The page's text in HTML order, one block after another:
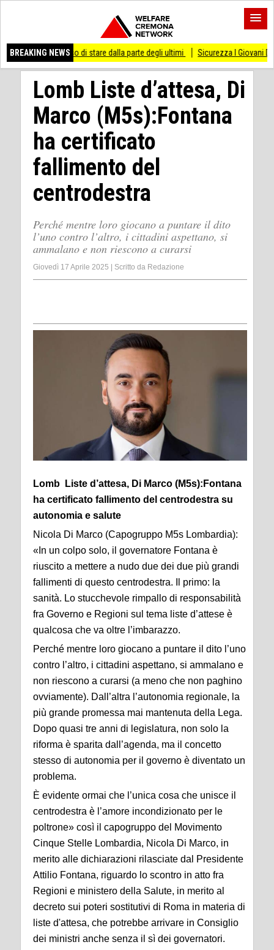
BREAKING NEWS
smesso di stare dalla parte degli ultimi Sicurezza I Giovani Democratici
Lomb Liste d’attesa, Di
Marco (M5s):Fontana
ha certificato
fallimento del
centrodestra
Perché mentre loro giocano a puntare il dito
l’uno contro l’altro, i cittadini aspettano, si
ammalano e non riescono a curarsi
Giovedì 17 Aprile 2025 Scritto da Redazione
Lomb Liste d’attesa, Di Marco (M5s):Fontana
ha certificato fallimento del centrodestra su
autonomia e salute
Nicola Di Marco (Capogruppo M5s Lombardia):
«In un colpo solo, il governatore Fontana è
riuscito a mettere a nudo due dei due più grandi
fallimenti di questo centrodestra. Il primo: la
sanità. Lo stucchevole rimpallo di responsabilità
fra Governo e Regioni sul tema liste d’attese è
qualcosa che va oltre l’imbarazzo.
Perché mentre loro giocano a puntare il dito l’uno
contro l’altro, i cittadini aspettano, si ammalano e
non riescono a curarsi (a meno che non paghino
ovviamente). Dall’altra l’autonomia regionale, la
più grande promessa mai mantenuta della Lega.
Dopo quasi tre anni di legislatura, non solo la
riforma è sparita dall’agenda, ma il concetto
stesso di autonomia per il governo è diventato un
problema.
È evidente ormai che l’unica cosa che unisce il
centrodestra è l’amore incondizionato per le
poltrone» così il capogruppo del Movimento
Cinque Stelle Lombardia, Nicola Di Marco, in
merito alle dichiarazioni rilasciate dal Presidente
Attilio Fontana, riguardo lo scontro in atto fra
Regioni e ministero della Salute, in merito al
decreto sui poteri sostitutivi di Roma in materia di
liste d'attesa, che potrebbe arrivare in Consiglio
dei ministri anche senza il sì dei governatori.